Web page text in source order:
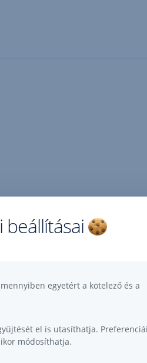
beállításai
egyetért a kötelező és a
el is utasíthatja.
módosíthatja.